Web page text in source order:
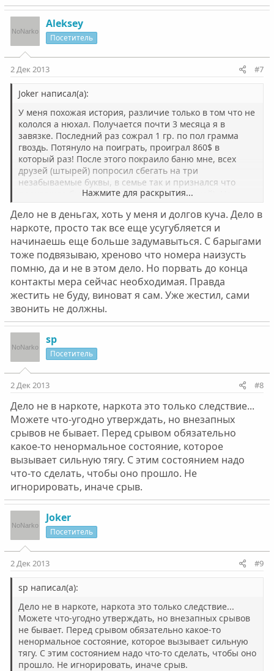
Aleksey
Посетитель
2 Дек 2013 #7
Joker написал(а):
У меня похожая история, различие только в том что не
кололся а нюхал. Получается почти 3 месяца я в
завязке. Последний раз сожрал 1 гр. по пол грамма
гвоздь. Потянуло на поиграть, проиграл 860$ в
который раз! После этого покраило баню мне, всех
друзей (штырей) попросил сбегать на три
незабываемые буквы, в семье так и признался что
произошло был крупный скандал (очередной). Но
барыги, просил прошлый раз не продавать если
сорвусь, какой там... В это раз, их всего трое, первому
разбил лицо припоминая плохое качество продукта и
еще кое-какой серьезный бок, не общаемся. Второго
сдал ментам, ничего удивительного сам когда-то там
работал. Ребятки обрадовались, по распространению
он в базе у них не проходил, сейчас за него взялся сам
полковник **** (не скажу) УБОПа нашего РО. Третий
даже не барыга а товарищ как-бы, рука не поднялась,
но мы все друг друга знаем и походу он в теме за
первых двух, трубку не берет даже просто поговорить.
Остальных пересажали еще до.
По другому решения своих проблем я не смог найти.
Методы Сталинские, но действуют...
Нажмите для раскрытия...
Дело не в деньгах, хоть у меня и долгов куча. Дело в
наркоте, просто так все еще усугубляется и
начинаешь еще больше задумавыться. С барыгами
тоже подвязываю, хреново что номера наизусть
помню, да и не в этом дело. Но порвать до конца
контакты мера сейчас необходимая. Правда
жестить не буду, виноват я сам. Уже жестил, сами
звонить не должны.
sp
Посетитель
2 Дек 2013 #8
Дело не в наркоте, наркота это только следствие...
Можете что-угодно утверждать, но внезапных
срывов не бывает. Перед срывом обязательно
какое-то ненормальное состояние, которое
вызывает сильную тягу. C этим состоянием надо
что-то сделать, чтобы оно прошло. Не
игнорировать, иначе срыв.
Joker
Посетитель
2 Дек 2013 #9
sp написал(а):
Дело не в наркоте, наркота это только следствие...
Можете что-угодно утверждать, но внезапных срывов
не бывает. Перед срывом обязательно какое-то
ненормальное состояние, которое вызывает сильную
тягу. C этим состоянием надо что-то сделать, чтобы оно
прошло. Не игнорировать, иначе срыв.